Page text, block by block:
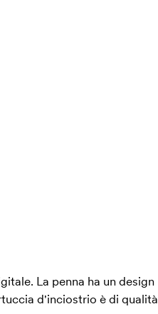
La penna ha un design
d'inciostrio è di qualità